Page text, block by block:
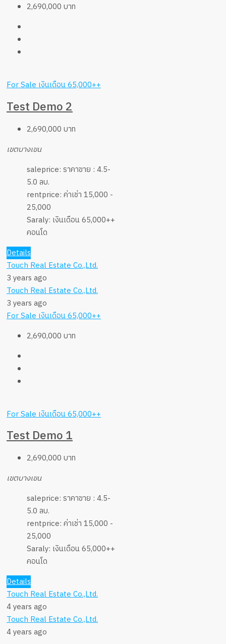
2,690,000 บาท
For Saleเงินเดือน 65,000++
Test Demo 2
2,690,000 บาท
เขตบางเขน
saleprice: ราคาขาย : 4.5-
5.0 ลบ.
rentprice: ค่าเช่า 15,000 -
25,000
Saraly: เงินเดือน 65,000++
คอนโด
Details
Touch Real Estate Co.,Ltd.
3 years ago
Touch Real Estate Co.,Ltd.
3 years ago
For Saleเงินเดือน 65,000++
2,690,000 บาท
For Saleเงินเดือน 65,000++
Test Demo 1
2,690,000 บาท
เขตบางเขน
saleprice: ราคาขาย : 4.5-
5.0 ลบ.
rentprice: ค่าเช่า 15,000 -
25,000
Saraly: เงินเดือน 65,000++
คอนโด
Details
Touch Real Estate Co.,Ltd.
4 years ago
Touch Real Estate Co.,Ltd.
4 years ago